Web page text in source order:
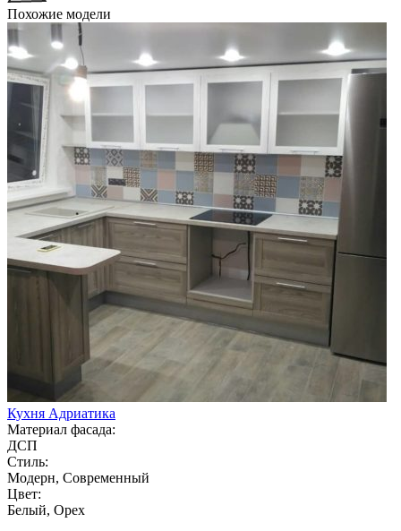
Похожие модели
Кухня Адриатика
Материал фасада:
ДСП
Стиль:
Модерн, Современный
Цвет:
Белый, Орех